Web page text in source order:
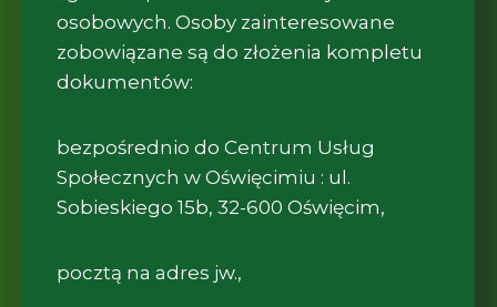
osobowych. Osoby zainteresowane
zobowiązane są do złożenia kompletu
dokumentów:
bezpośrednio do Centrum Usług
Społecznych w Oświęcimiu : ul.
Sobieskiego 15b, 32-600 Oświęcim,
pocztą na adres jw.,